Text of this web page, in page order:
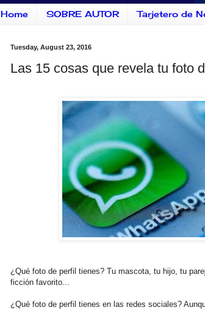
Home SOBRE AUTOR Tarjetero de
Tuesday, August 23, 2016
Las 15 cosas que revela tu foto
¿Qué foto de perfil tienes? Tu mascota, tu hijo, tu
ficción favorito...
¿Qué foto de perfil tienes en las redes sociales?